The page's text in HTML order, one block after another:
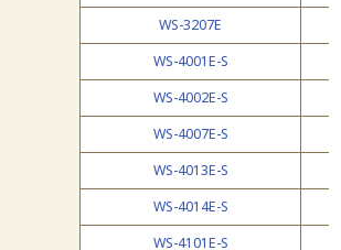
WS-3207E
WS-4001E-S
WS-4002E-S
WS-4007E-S
WS-4013E-S
WS-4014E-S
WS-4101E-S